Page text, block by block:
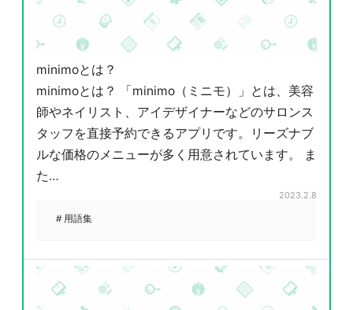
minimoとは？
minimoとは？ 「minimo（ミニモ）」とは、美容
師やネイリスト、アイデザイナーなどのサロンス
タッフを直接予約できるアプリです。リーズナブ
ルな価格のメニューが多く用意されています。 ま
た…
2023.2.8
# 用語集